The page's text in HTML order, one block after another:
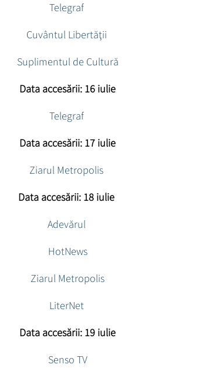
Telegraf
Cuvântul Libertăţii
Suplimentul de Cultură
Data accesării: 16 iulie
Telegraf
Data accesării: 17 iulie
Ziarul Metropolis
Data accesării: 18 iulie
Adevărul
HotNews
Ziarul Metropolis
LiterNet
Data accesării: 19 iulie
Senso TV